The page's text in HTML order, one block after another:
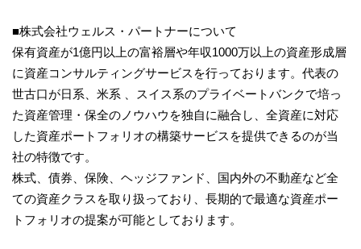
■株式会社ウェルス・パートナーについて
保有資産が1億円以上の富裕層や年収1000万以上の資産形成層
に資産コンサルティングサービスを行っております。代表の
世古口が日系、米系 、スイス系のプライベートバンクで培っ
た資産管理・保全のノウハウを独自に融合し、全資産に対応
した資産ポートフォリオの構築サービスを提供できるのが当
社の特徴です。
株式、債券、保険、ヘッジファンド、国内外の不動産など全
ての資産クラスを取り扱っており、長期的で最適な資産ポー
トフォリオの提案が可能としております。